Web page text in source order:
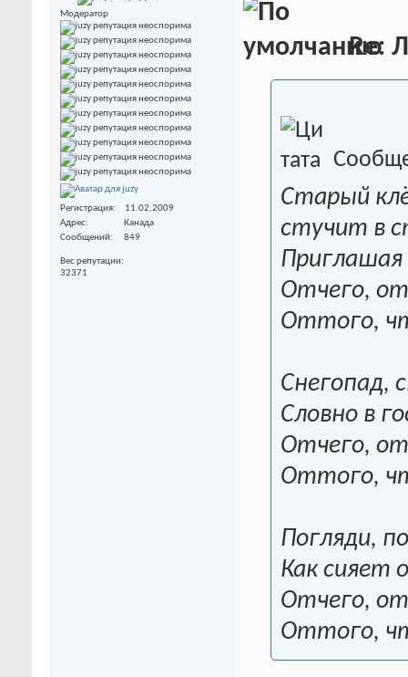
Модератор
Регистрация
11.02.2009
Адрес
Канада
Сообщений
849
Вес репутации
32371
Re:
Старый
стучит в
Приглашая
Отчего,
Оттого,
Снегопад,
Словно в
Отчего,
Оттого,
Погляди,
Как сияет
Отчего,
Оттого,